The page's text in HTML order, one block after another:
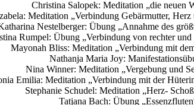
Christina Salopek: Meditation „die neuen
Meditation „Verbindung Gebärmutter,
Nestelberger: Übung „Annahme des
Rumpel: Übung „Verbindung von rechter
Mayonah Bliss: Meditation „Verbindung mit
Nathanja Maria Joy:
Nina Winner: Meditation „Vergebung und
Emilia: Meditation „Verbindung mit der
Stephanie Schudel: Meditation „Herz-
Tatjana Bach: Übung